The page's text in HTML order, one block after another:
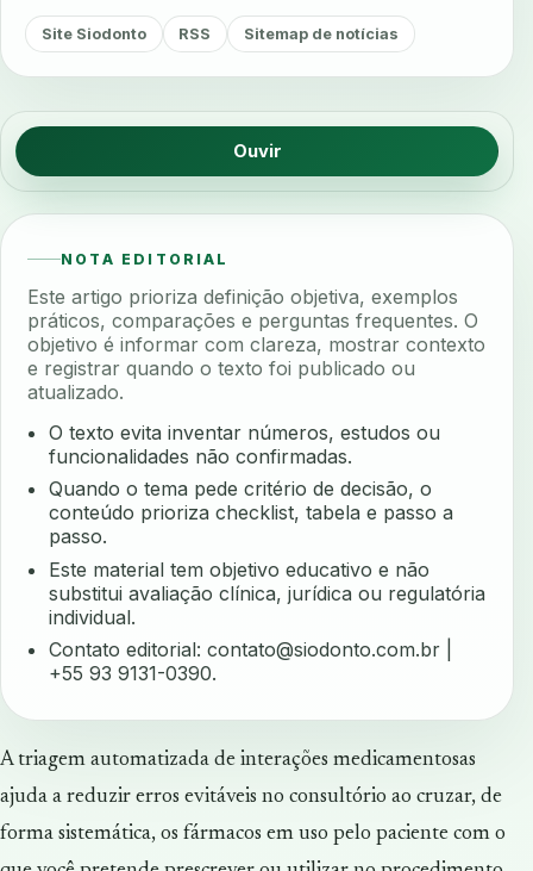
Site Siodonto RSS Sitemap de notícias
Ouvir
NOTA EDITORIAL
Este artigo prioriza definição objetiva, exemplos
práticos, comparações e perguntas frequentes. O
objetivo é informar com clareza, mostrar contexto
e registrar quando o texto foi publicado ou
atualizado.
O texto evita inventar números, estudos ou
funcionalidades não confirmadas.
Quando o tema pede critério de decisão, o
conteúdo prioriza checklist, tabela e passo a
passo.
Este material tem objetivo educativo e não
substitui avaliação clínica, jurídica ou regulatória
individual.
Contato editorial:contato@siodonto.com.br
+55 93 9131-0390.
A triagem automatizada de interações medicamentosas
ajuda a reduzir erros evitáveis no consultório ao cruzar, de
forma sistemática, os fármacos em uso pelo paciente com o